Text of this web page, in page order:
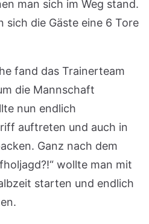
man sich im Weg stand.
sich die Gäste eine 6 Tore
fand das Trainerteam
die Mannschaft
nun endlich
auftreten und auch in
Ganz nach dem
wollte man mit
starten und endlich